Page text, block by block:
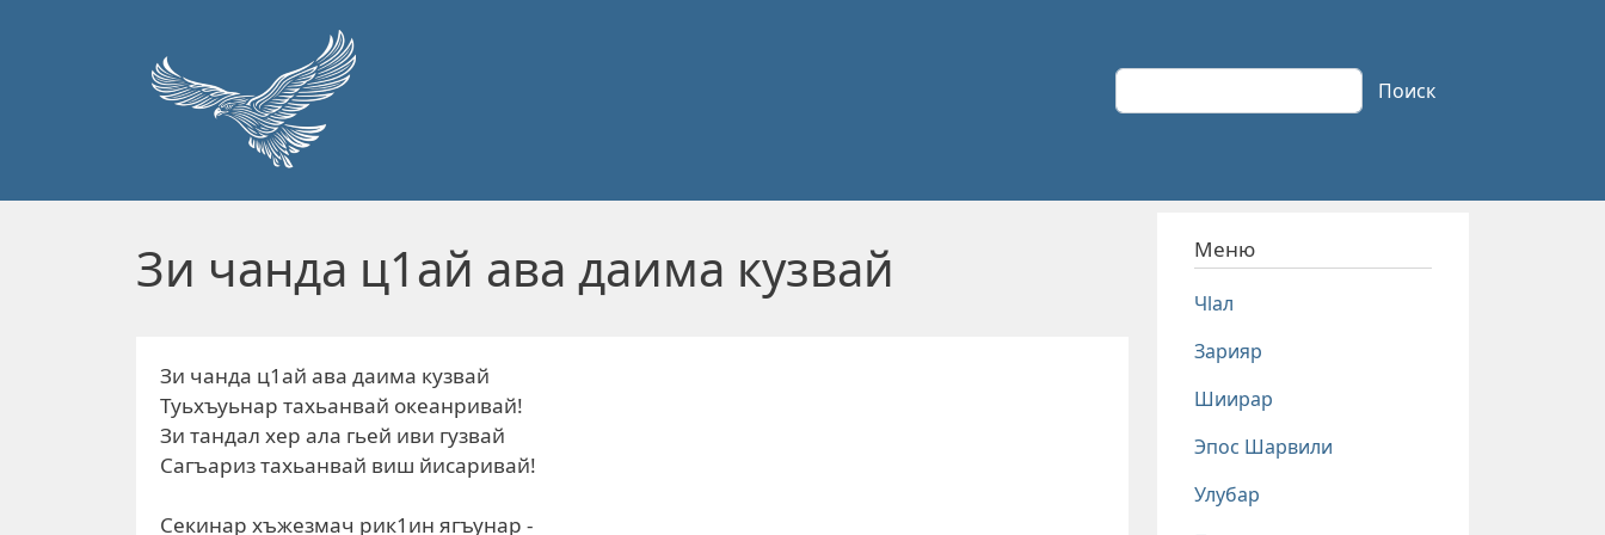
Поиск Поиск
Зи чанда ц1ай ава даима кузвай
Зи чанда ц1ай ава даима кузвай
Туьхъуьнар тахьанвай океанривай!
Зи тандал хер ала гьей иви гузвай
Сагъариз тахьанвай виш йисаривай!
Секинар хъжезмач рик1ин ягъунар -
Меню
Чlал
Зарияр
Шиирар
Эпос Шарвили
Улубар